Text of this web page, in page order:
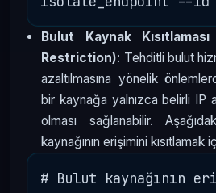
Bulut Kaynak
Restriction): Tehditli bulut
azaltılmasına yönelik
bir kaynağa yalnızca belirli IP
olması sağlanabilir.
kaynağının erişimini kısıtlamak
# Bulut kaynağının